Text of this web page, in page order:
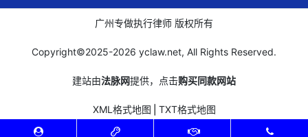
广州专做执行律师 版权所有
Copyright©2025-2026 yclaw.net, All Rights Reserved.
建站由法脉网提供，点击购买同款网站
XML格式地图 TXT格式地图